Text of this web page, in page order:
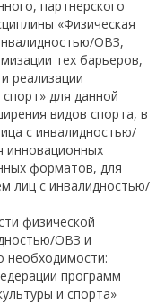
партнерского
«Физическая
ОВЗ,
тех барьеров,
реализации
для данной
видов спорта, в
с инвалидностью/
инновационных
форматов, для
лиц с инвалидностью/
физической
ОВЗ и
необходимости:
программ
и спорта»